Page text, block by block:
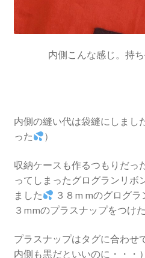
内側こんな感じ。持ち
内側の縫い代は袋縫にしまし
った
）
収納ケースも作るつもりだっ
ってしまったグログランリボ
ました
３８m mのグログ
３mmのプラスナップをつけ
プラスナップはタグに合わせ
内側も黒だといいのに・・・）